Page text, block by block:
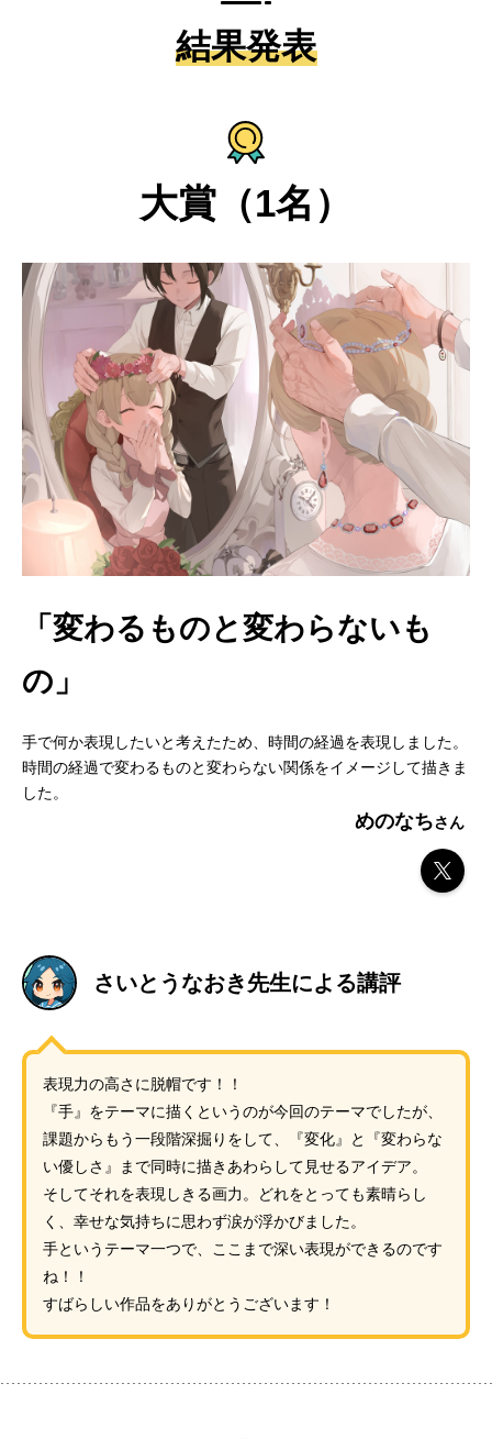
結果発表
大賞（1名）
「変わるものと変わらないも
の」
手で何か表現したいと考えたため、時間の経過を表現しました。
時間の経過で変わるものと変わらない関係をイメージして描きま
した。
めのなち
さいとうなおき先生による講評
表現力の高さに脱帽です！！
『手』をテーマに描くというのが今回のテーマでしたが、
課題からもう一段階深掘りをして、『変化』と『変わらな
い優しさ』まで同時に描きあわらして見せるアイデア。
そしてそれを表現しきる画力。どれをとっても素晴らし
く、幸せな気持ちに思わず涙が浮かびました。
手というテーマ一つで、ここまで深い表現ができるのです
ね！！
すばらしい作品をありがとうございます！